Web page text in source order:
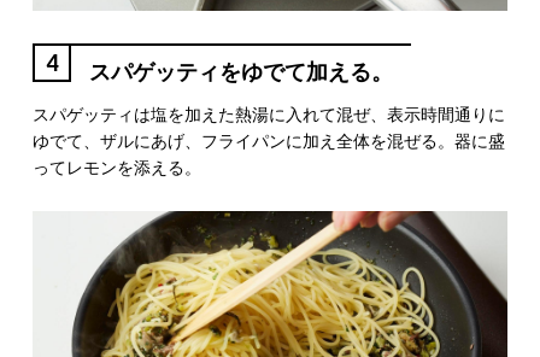
4 スパゲッティをゆでて加える。
スパゲッティは塩を加えた熱湯に入れて混ぜ、表示時間通りに
ゆでて、ザルにあげ、フライパンに加え全体を混ぜる。器に盛
ってレモンを添える。